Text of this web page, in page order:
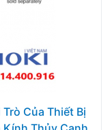
Của Thiết Bị